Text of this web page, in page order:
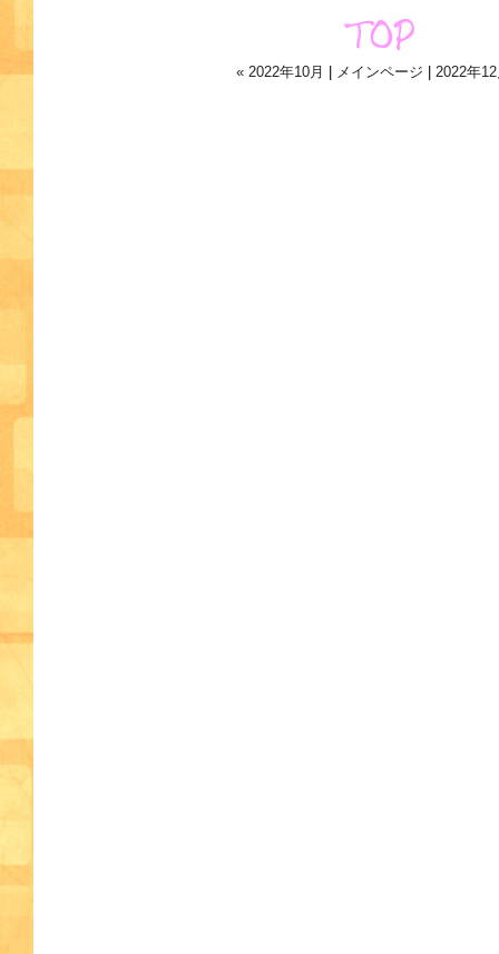
« 2022年10月 メインページ 2022年